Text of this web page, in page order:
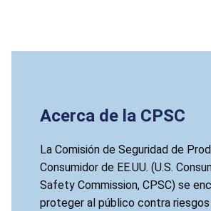
Acerca de la CPSC
La Comisión de Seguridad de
Consumidor de EE.UU. (U.S.
Safety Commission, CPSC) se
proteger al público contra riesgos